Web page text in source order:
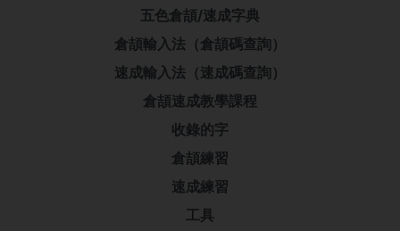
五色倉頡/速成字典
倉頡輸入法（倉頡碼查詢）
速成輸入法（速成碼查詢）
倉頡速成教學課程
收錄的字
倉頡練習
速成練習
工具